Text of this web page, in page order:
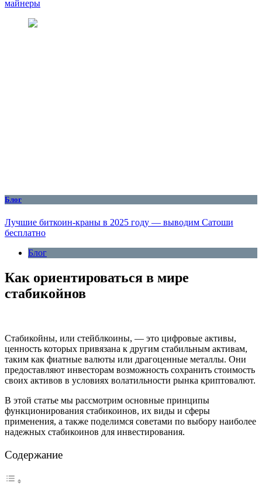
майнеры
Блог
Лучшие биткоин-краны в 2025 году — выводим Сатоши
бесплатно
Блог
Как ориентироваться в мире
стабикойнов
Стабикойны, или стейблкоины, — это цифровые активы,
ценность которых привязана к другим стабильным активам,
таким как фиатные валюты или драгоценные металлы. Они
предоставляют инвесторам возможность сохранить стоимость
своих активов в условиях волатильности рынка криптовалют.
В этой статье мы рассмотрим основные принципы
функционирования стабикоинов, их виды и сферы
применения, а также поделимся советами по выбору наиболее
надежных стабикоинов для инвестирования.
Содержание